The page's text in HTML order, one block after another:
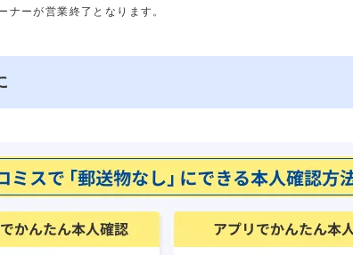
ーが営業終了となります。